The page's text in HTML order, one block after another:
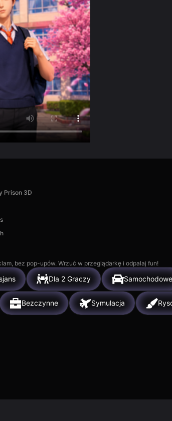
Prison 3D
bez pop-upów. Wrzuć w przeglądarkę i odpalaj fun!
Dla 2 Graczy Samochodowe
Bezczynne Symulacja